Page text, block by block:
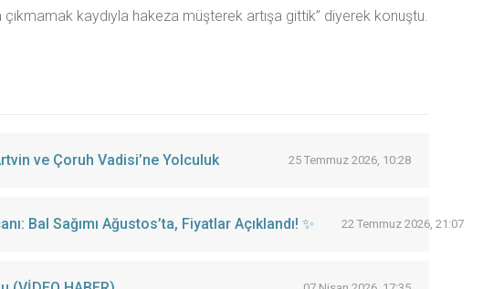
kaydıyla hakeza müşterek artışa gittik” diyerek konuştu.
ve Çoruh Vadisi’ne Yolculuk 25 Temmuz 2026, 10:28
Bal Sağımı Ağustos’ta, Fiyatlar Açıklandı! ✨ 22 Temmuz 2026, 21:07